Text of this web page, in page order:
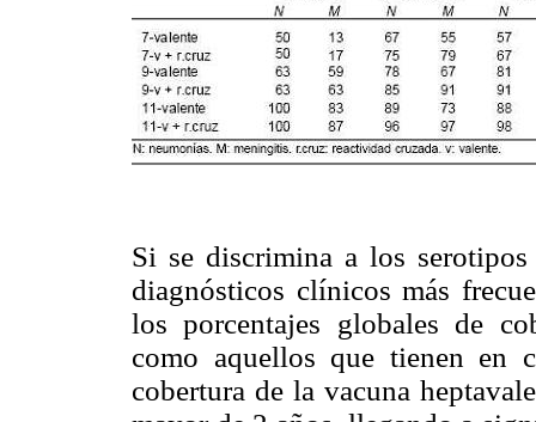
Si se discrimina a los
diagnósticos clínicos más
los porcentajes globales de
como aquellos que tienen en
cobertura de la vacuna